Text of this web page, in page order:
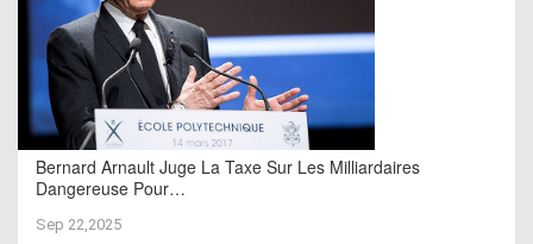
Bernard Arnault Juge La Taxe Sur Les Milliardaires
Dangereuse Pour…
Sep 22,2025